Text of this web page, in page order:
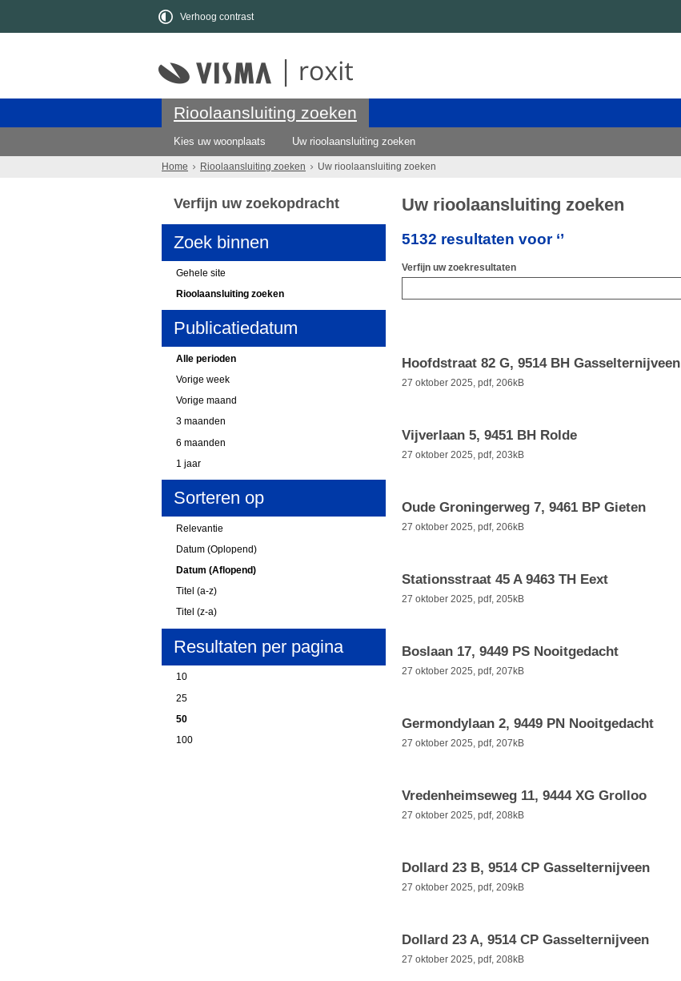
Verhoog contrast
Rioolaansluiting zoeken
Kies uw woonplaats Uw rioolaansluiting zoeken
Home Rioolaansluiting zoeken Uw rioolaansluiting zoeken
Uw rioolaansluiting zoeken
5132 resultaten voor ‘’
Verfijn uw zoekresultaten
Hoofdstraat 82 G, 9514 BH Gasselternijveen
27 oktober 2025, pdf, 206kB
Vijverlaan 5, 9451 BH Rolde
27 oktober 2025, pdf, 203kB
Oude Groningerweg 7, 9461 BP Gieten
27 oktober 2025, pdf, 206kB
Stationsstraat 45 A 9463 TH Eext
27 oktober 2025, pdf, 205kB
Boslaan 17, 9449 PS Nooitgedacht
27 oktober 2025, pdf, 207kB
Germondylaan 2, 9449 PN Nooitgedacht
27 oktober 2025, pdf, 207kB
Vredenheimseweg 11, 9444 XG Grolloo
27 oktober 2025, pdf, 208kB
Dollard 23 B, 9514 CP Gasselternijveen
27 oktober 2025, pdf, 209kB
Dollard 23 A, 9514 CP Gasselternijveen
27 oktober 2025, pdf, 208kB
Verfijn uw zoekopdracht
Zoek binnen
Gehele site
Rioolaansluiting zoeken
Publicatiedatum
Alle perioden
Vorige week
Vorige maand
3 maanden
6 maanden
1 jaar
Sorteren op
Relevantie
Datum (Oplopend)
Datum (Aflopend)
Titel (a-z)
Titel (z-a)
Resultaten per pagina
10
25
50
100